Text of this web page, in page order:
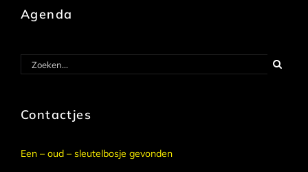
Agenda
Zoeken
naar:
Contactjes
Een – oud – sleutelbosje gevonden